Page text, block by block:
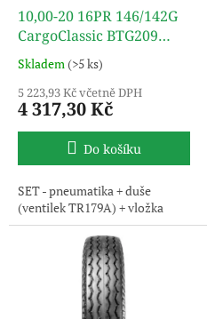
10,00-20 16PR 146/142G
CargoClassic BTG209
(SET) TT TURON
Skladem(>5 ks)
5 223,93 Kč včetně DPH
4 317,30 Kč
Do košíku
SET - pneumatika + duše
(ventilek TR179A) + vložka